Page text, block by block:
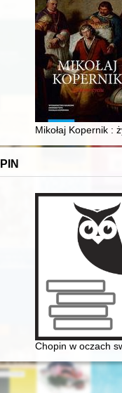
muzyczne a ich
Mikołaj Kopernik :
- nowe ustalenia
I wojny światowej).
Chopin w oczach